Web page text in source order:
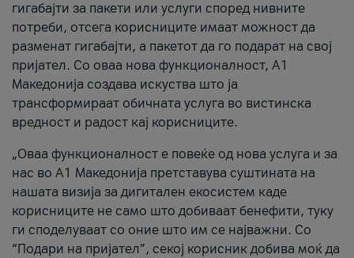
гигабајти за пакети или услуги според нивните
потреби, отсега корисниците имаат можност да
разменат гигабајти, а пакетот да го подарат на свој
пријател. Со оваа нова функционалност, А1
Македонија создава искуства што ја
трансформираат обичната услуга во вистинска
вредност и радост кај корисниците.
„Оваа функционалност е повеќе од нова услуга и за
нас во А1 Македонија претставува суштината на
нашата визија за дигитален екосистем каде
корисниците не само што добиваат бенефити, туку
ги споделуваат со оние што им се најважни. Со
“Подари на пријател”, секој корисник добива моќ да